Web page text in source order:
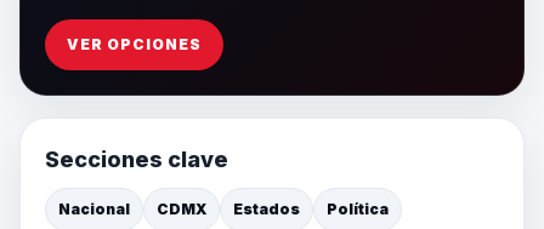
VER OPCIONES
Secciones clave
Nacional CDMX Estados Política